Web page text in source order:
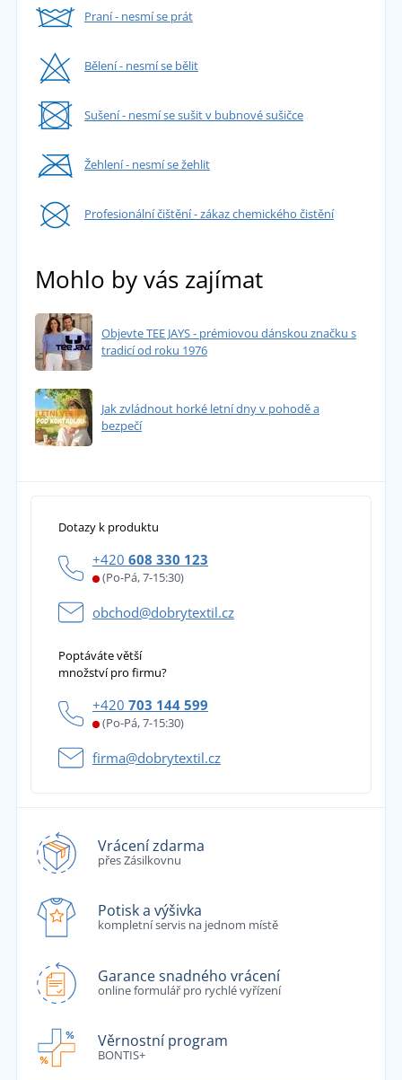
Praní - nesmí se prát
Bělení - nesmí se bělit
Sušení - nesmí se sušit v bubnové sušičce
Žehlení - nesmí se žehlit
Profesionální čištění - zákaz chemického čistění
Mohlo by vás zajímat
Objevte TEE JAYS - prémiovou dánskou značku s
tradicí od roku 1976
Jak zvládnout horké letní dny v pohodě a
bezpečí
Dotazy k produktu
+420 608 330 123
(Po-Pá, 7-15:30)
obchod@dobrytextil.cz
Poptáváte větší
množství pro firmu?
+420 703 144 599
(Po-Pá, 7-15:30)
firma@dobrytextil.cz
Vrácení zdarma
přes Zásilkovnu
Potisk a výšivka
kompletní servis na jednom místě
Garance snadného vrácení
online formulář pro rychlé vyřízení
Věrnostní program
BONTIS+